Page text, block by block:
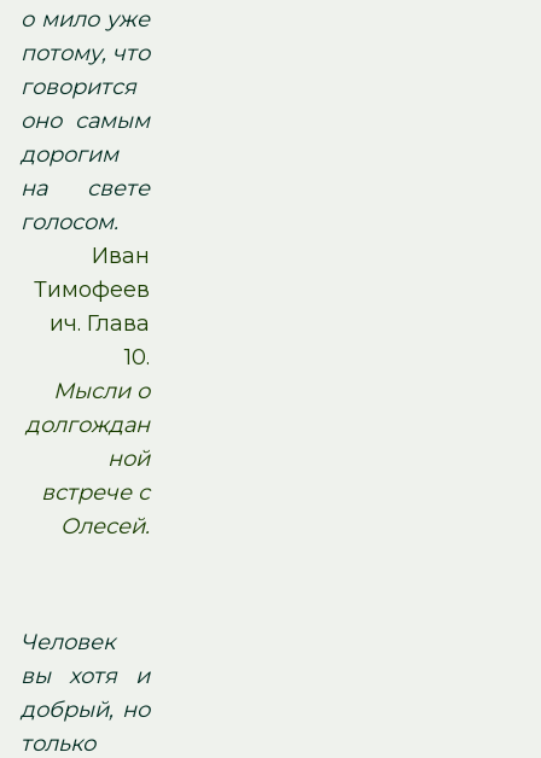
о мило уже
потому, что
говорится
оно самым
дорогим
на свете
голосом.
Иван
Тимофеев
ич. Глава
10.
Мысли о
долгождан
ной
встрече с
Олесей.
Человек
вы хотя и
добрый, но
только